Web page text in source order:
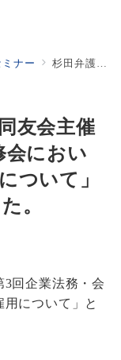
ミナー 杉田弁護士が、岡山経済同友会主催第3回企業法務・会計研修会において「外国人労働者の雇用について」と題する講演を行いました。
友会主催
会におい
ついて」
。
回企業法務・会
について」と